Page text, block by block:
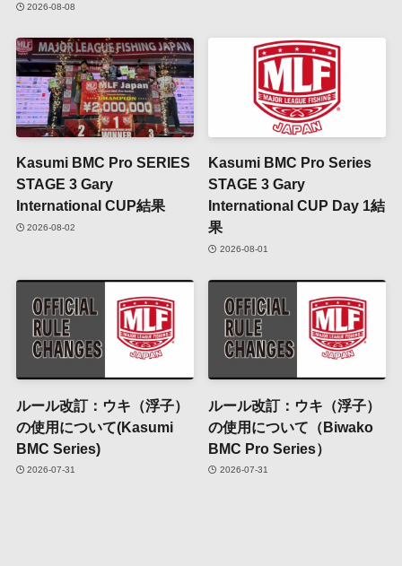
2026-08-08
Kasumi BMC Pro SERIES
STAGE 3 Gary
International CUP結果
2026-08-02
Kasumi BMC Pro Series
STAGE 3 Gary
International CUP Day 1結
果
2026-08-01
ルール改訂：ウキ（浮子）
の使用について(Kasumi
BMC Series)
2026-07-31
ルール改訂：ウキ（浮子）
の使用について（Biwako
BMC Pro Series）
2026-07-31